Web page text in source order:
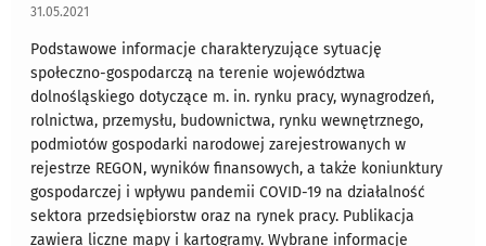
31.05.2021
Podstawowe informacje charakteryzujące sytuację
społeczno-gospodarczą na terenie województwa
dolnośląskiego dotyczące m. in. rynku pracy, wynagrodzeń,
rolnictwa, przemysłu, budownictwa, rynku wewnętrznego,
podmiotów gospodarki narodowej zarejestrowanych w
rejestrze REGON, wyników finansowych, a także koniunktury
gospodarczej i wpływu pandemii COVID-19 na działalność
sektora przedsiębiorstw oraz na rynek pracy. Publikacja
zawiera liczne mapy i kartogramy. Wybrane informacje